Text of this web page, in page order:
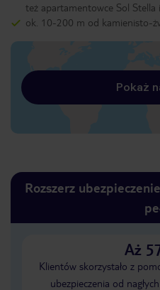
też apartamentowce Sol Stella
ok. 10-200 m od kamienisto-
Pokaż
Rozszerz
Aż
Klientów skorzystało z
ubezpieczenia od